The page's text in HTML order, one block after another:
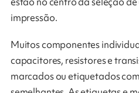
impressão.
Muitos componentes
capacitores, resistores e
marcados ou etiquetados